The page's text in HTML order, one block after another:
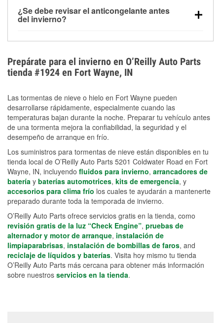
alrededor de 1 PSI por cada 10 °F que baja la
temperatura. Puedes obtener más información sobre
¿Se debe revisar el anticongelante antes
del invierno?
el sobrecalentamiento en condiciones de frío
extremo. Aprende cómo comprobar la protección
anticongelante en nuestra sección How-To.
Prepárate para el invierno en O’Reilly Auto Parts
tienda #1924 en Fort Wayne, IN
Las tormentas de nieve o hielo en Fort Wayne pueden
desarrollarse rápidamente, especialmente cuando las
temperaturas bajan durante la noche. Preparar tu vehículo antes
de una tormenta mejora la confiabilidad, la seguridad y el
desempeño de arranque en frío.
Los suministros para tormentas de nieve están disponibles en tu
tienda local de O’Reilly Auto Parts 5201 Coldwater Road en Fort
Wayne, IN, incluyendo fluidos para invierno, arrancadores de
batería y baterías automotrices, kits de emergencia, y
accesorios para clima frío los cuales te ayudarán a mantenerte
preparado durante toda la temporada de invierno.
O’Reilly Auto Parts ofrece servicios gratis en la tienda, como
revisión gratis de la luz “Check Engine”, pruebas de
alternador y motor de arranque, instalación de
limpiaparabrisas, instalación de bombillas de faros, and
reciclaje de líquidos y baterías. Visita hoy mismo tu tienda
O’Reilly Auto Parts más cercana para obtener más información
sobre nuestros servicios en la tienda.